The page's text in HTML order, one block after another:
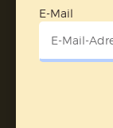
E-Mail